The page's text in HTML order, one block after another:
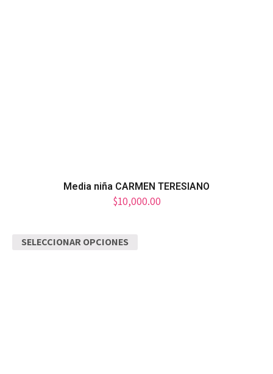
Media niña CARMEN TERESIANO
$10,000.00
SELECCIONAR OPCIONES